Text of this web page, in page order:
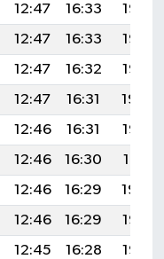
12:47 16:33
19:38
12:47 16:33
19:37
12:47 16:32
19:35
12:47 16:31
19:34
12:46 16:31
19:33
12:46 16:30
19:31
12:46 16:29
19:30
12:46 16:29
19:28
12:45 16:28 19:27